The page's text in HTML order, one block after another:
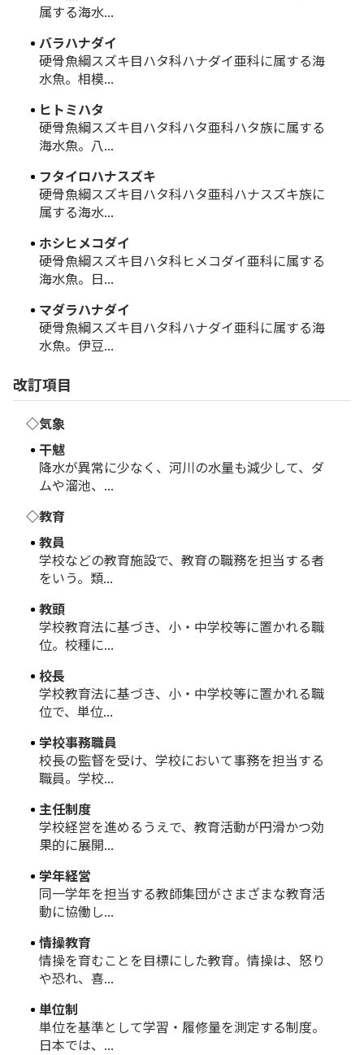
属する海水...
バラハナダイ
硬骨魚綱スズキ目ハタ科ハナダイ亜科に属する海
水魚。相模...
ヒトミハタ
硬骨魚綱スズキ目ハタ科ハタ亜科ハタ族に属する
海水魚。八...
フタイロハナスズキ
硬骨魚綱スズキ目ハタ科ハタ亜科ハナスズキ族に
属する海水...
ホシヒメコダイ
硬骨魚綱スズキ目ハタ科ヒメコダイ亜科に属する
海水魚。日...
マダラハナダイ
硬骨魚綱スズキ目ハタ科ハナダイ亜科に属する海
水魚。伊豆...
改訂項目
◇気象
干魃
降水が異常に少なく、河川の水量も減少して、ダ
ムや溜池、...
◇教育
教員
学校などの教育施設で、教育の職務を担当する者
をいう。類...
教頭
学校教育法に基づき、小・中学校等に置かれる職
位。校種に...
校長
学校教育法に基づき、小・中学校等に置かれる職
位で、単位...
学校事務職員
校長の監督を受け、学校において事務を担当する
職員。学校...
主任制度
学校経営を進めるうえで、教育活動が円滑かつ効
果的に展開...
学年経営
同一学年を担当する教師集団がさまざまな教育活
動に協働し...
情操教育
情操を育むことを目標にした教育。情操は、怒り
や恐れ、喜...
単位制
単位を基準として学習・履修量を測定する制度。
日本では、...